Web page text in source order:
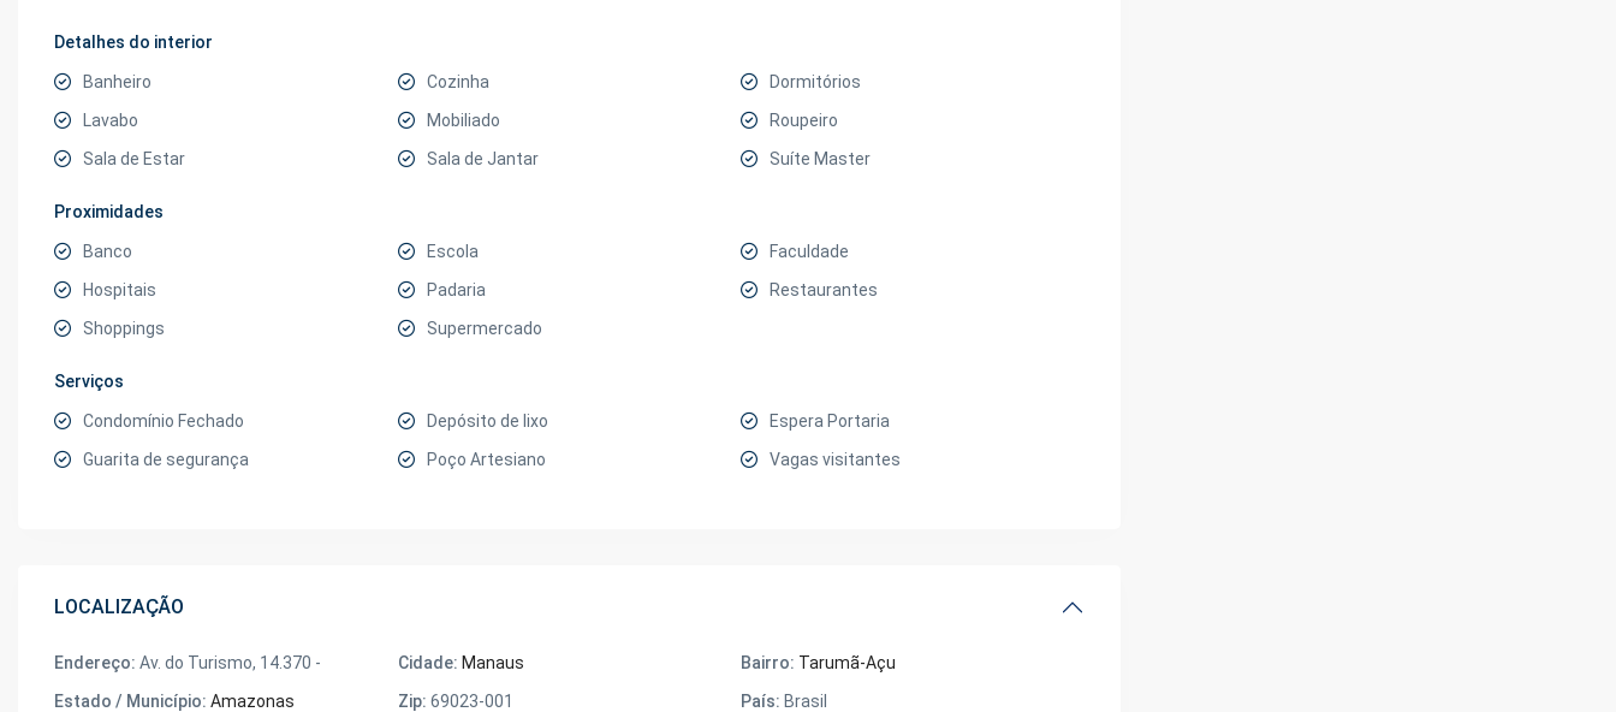
Detalhes do interior
Banheiro Cozinha
Dormitórios
Lavabo
Mobiliado
Roupeiro
Sala de Estar
Sala de Jantar Suíte Master
Proximidades
Banco Escola
Faculdade
Hospitais
Padaria
Restaurantes
Shoppings
Supermercado
Serviços
Condomínio Fechado Depósito de lixo
Espera Portaria
Guarita de segurança
Poço Artesiano Vagas visitantes
LOCALIZAÇÃO
Endereço: Av. do Turismo, 14.370 - Cidade: Manaus Bairro: Tarumã-Açu
Estado / Município: Amazonas Zip: 69023-001 País: Brasil